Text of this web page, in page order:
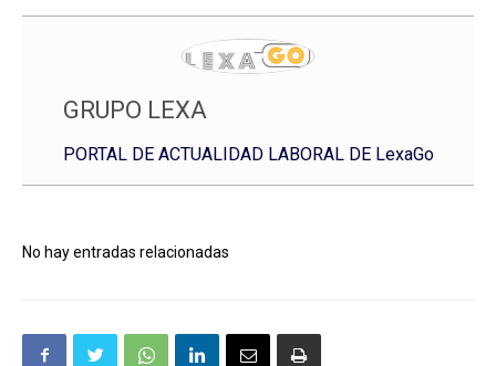
GRUPO LEXA
PORTAL DE ACTUALIDAD LABORAL DE LexaGo
No hay entradas relacionadas